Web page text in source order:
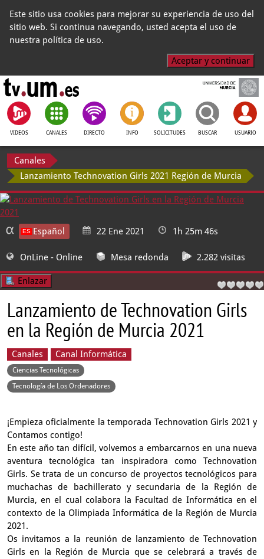
Este sitio usa cookies para mejorar su experiencia de uso del
sitio web. Si continua navegando, usted acepta el uso de
nuestra política de uso.
Aceptar y continuar
VIDEOS CANALES DIRECTO INFO SOLICITUDES BUSCAR USUARIO
Canales
Lanzamiento Technovation Girls 2021 Región de Murcia
Español 22 Ene 2021 1h 25m 46s
OnLine - Online Mesa redonda 2.282 visitas
Enlazar
Lanzamiento de Technovation Girls
en la Región de Murcia 2021
Canales Canal Informática
Ciencias Tecnológicas
Tecnología de Los Ordenadores
¡Empieza oficialmente la temporada Technovation Girls 2021 y
Contamos contigo!
En este año tan difícil, volvemos a embarcarnos en una nueva
aventura tecnológica tan inspiradora como Technovation
Girls. Se trata de un concurso de proyectos tecnológicos para
muchachas de bachillerato y secundaria de la Región de
Murcia, en el cual colabora la Facultad de Informática en el
contexto de la Olimpiada Informática de la Región de Murcia
2021.
Os invitamos a la reunión de lanzamiento de Technovation
Girls en la Región de Murcia que se celebrará a través de